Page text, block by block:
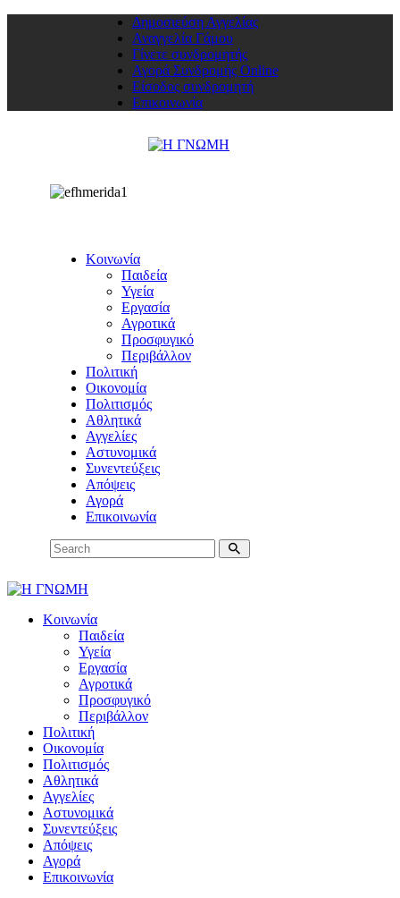
Δημοσιεύση Αγγελίας
Αναγγελία Γάμου
Γίνετε συνδρομητής
Αγορά Συνδρομής Online
Είσοδος συνδρομητή
Επικοινωνία
Κοινωνία
Παιδεία
Υγεία
Εργασία
Αγροτικά
Προσφυγικό
Περιβάλλον
Πολιτική
Οικονομία
Πολιτισμός
Αθλητικά
Αγγελίες
Αστυνομικά
Συνεντεύξεις
Απόψεις
Αγορά
Επικοινωνία
Κοινωνία
Παιδεία
Υγεία
Εργασία
Αγροτικά
Προσφυγικό
Περιβάλλον
Πολιτική
Οικονομία
Πολιτισμός
Αθλητικά
Αγγελίες
Αστυνομικά
Συνεντεύξεις
Απόψεις
Αγορά
Επικοινωνία